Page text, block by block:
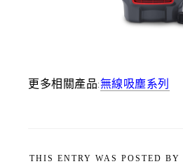
更多相關產品:無線吸塵系列
THIS ENTRY WAS POSTED BY